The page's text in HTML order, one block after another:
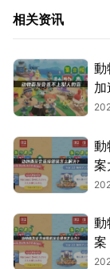
相关资讯
動
加
動
案
動
案